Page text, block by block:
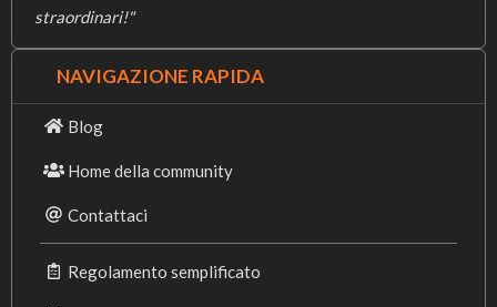
straordinari!"
NAVIGAZIONE RAPIDA
Blog
Home della community
Contattaci
Regolamento semplificato